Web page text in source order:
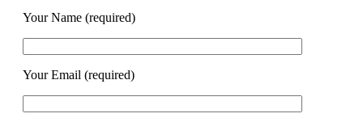
Your Name (required)
Your Email (required)